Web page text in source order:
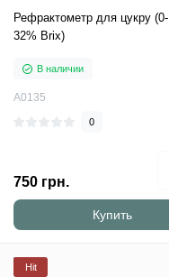
Рефрактометр для цукру (0-
32% Brix)
В наличии
A0135
0
750 грн.
Купить
Hit